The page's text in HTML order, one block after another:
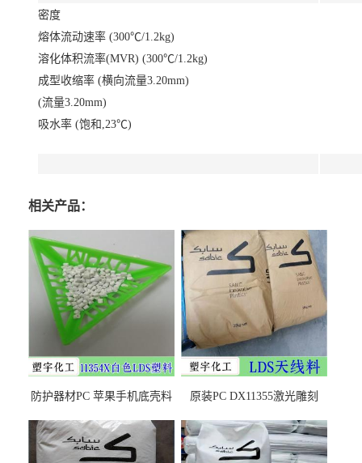
密度
熔体流动速率 (300℃/1.2kg)
溶化体积流率(MVR) (300℃/1.2kg)
成型收缩率 (横向流量3.20mm)
(流量3.20mm)
吸水率 (饱和,23℃)
相关产品：
防护器材PC 苹果手机底壳料
之忧
原装PC DX11355激光雕刻